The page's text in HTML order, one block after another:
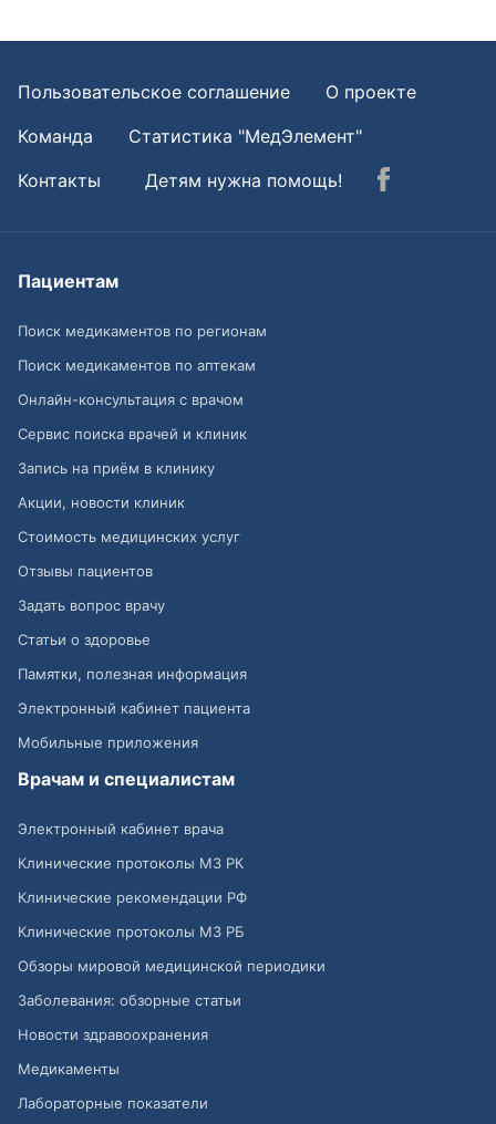
Пользовательское соглашение
О проекте
Команда
Статистика "МедЭлемент"
Контакты
Детям нужна помощь!
Пациентам
Поиск медикаментов по регионам
Поиск медикаментов по аптекам
Онлайн-консультация с врачом
Сервис поиска врачей и клиник
Запись на приём в клинику
Акции, новости клиник
Стоимость медицинских услуг
Отзывы пациентов
Задать вопрос врачу
Статьи о здоровье
Памятки, полезная информация
Электронный кабинет пациента
Мобильные приложения
Врачам и специалистам
Электронный кабинет врача
Клинические протоколы МЗ РК
Клинические рекомендации РФ
Клинические протоколы МЗ РБ
Обзоры мировой медицинской периодики
Заболевания: обзорные статьи
Новости здравоохранения
Медикаменты
Лабораторные показатели